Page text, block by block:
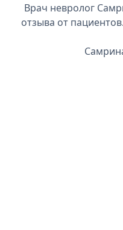
Врач невролог
отзыва от